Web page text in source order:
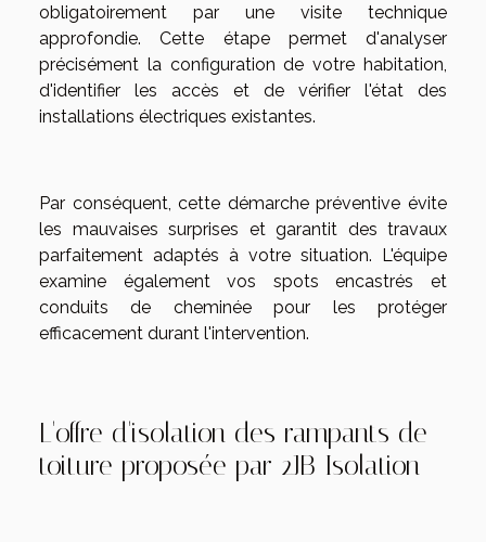
obligatoirement par une visite technique
approfondie. Cette étape permet d'analyser
précisément la configuration de votre habitation,
d'identifier les accès et de vérifier l'état des
installations électriques existantes.
Par conséquent, cette démarche préventive évite
les mauvaises surprises et garantit des travaux
parfaitement adaptés à votre situation. L'équipe
examine également vos spots encastrés et
conduits de cheminée pour les protéger
efficacement durant l'intervention.
L'offre d'isolation des rampants de
toiture proposée par 2JB Isolation